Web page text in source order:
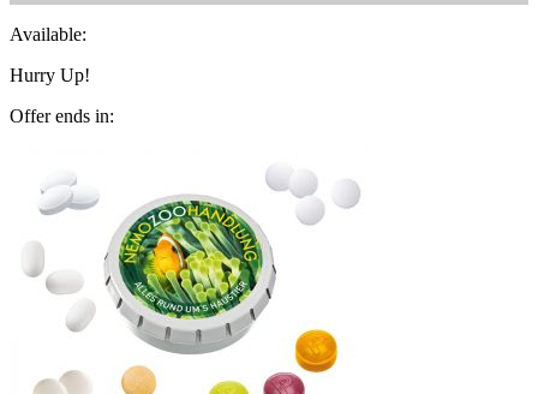
Available:
Hurry Up!
Offer ends in: